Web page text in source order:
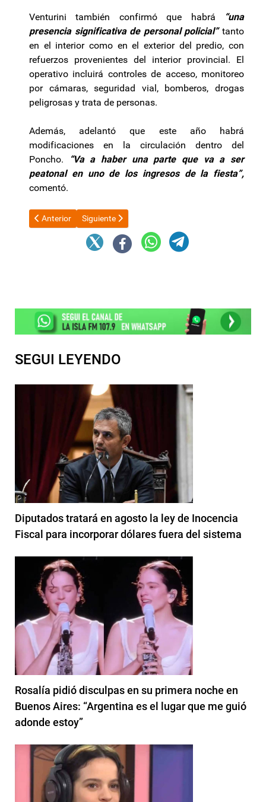
Venturini también confirmó que habrá
“una
presencia significativa de personal policial” tanto
en el interior como en el exterior del predio, con
refuerzos provenientes del interior provincial. El
operativo incluirá controles de acceso, monitoreo
por cámaras, seguridad vial, bomberos, drogas
peligrosas y trata de personas.
Además, adelantó que este año habrá
modificaciones en la circulación dentro del
Poncho. “Va a haber una parte que va a ser
peatonal en uno de los ingresos de la fiesta”,
comentó.
Artículo anterior: El Predio Ferial va quedando listo para
Anterior Artículo siguiente: El Gobierno evalúa el futuro
Siguiente
SEGUI LEYENDO
Diputados tratará en agosto la ley de Inocencia
Fiscal para incorporar dólares fuera del sistema
Rosalía pidió disculpas en su primera noche en
Buenos Aires: “Argentina es el lugar que me guió
adonde estoy”